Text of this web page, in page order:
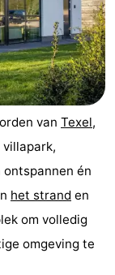
van Texel,
villapark,
én
het strand en
om volledig
omgeving te